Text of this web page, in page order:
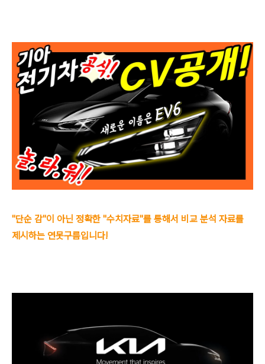
"단순 감"이 아닌 정확한 "수치자료"를 통해서 비교 분석 자료를
제시하는 연못구름입니다!